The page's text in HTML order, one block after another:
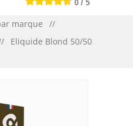
0 / 5
marque
Eliquide Blond 50/50